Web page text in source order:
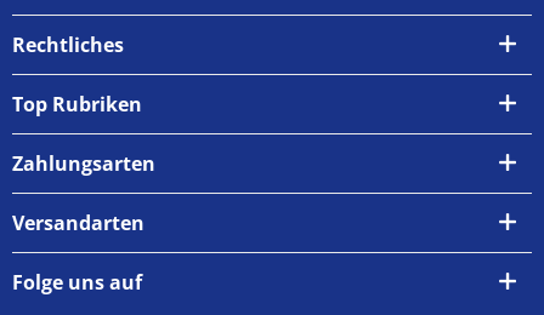
Über uns
Zahlungsarten
Versand & Abholung
Newsletter
Rückgabe & Umtausch
Rechtliches
AGB
Widerrufsrecht
Top Rubriken
Zahlungsarten
Versandarten
Folge uns auf